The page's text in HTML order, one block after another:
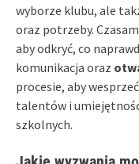
wyborze klubu, ale
oraz potrzeby.
aby odkryć, co
komunikacja oraz
procesie, aby
talentów i
szkolnych.